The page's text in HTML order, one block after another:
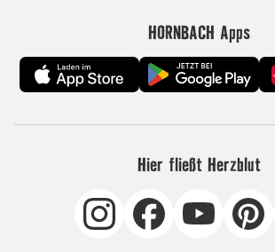
HORNBACH Apps
Hier fließt Herzblut